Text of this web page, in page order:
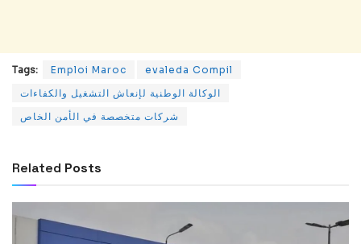
Tags: Emploi Maroc
evaleda Compil
الوكالة الوطنية لإنعاش التشغيل والكفاءات
شركات متخصصة في الأمن الخاص
Related Posts